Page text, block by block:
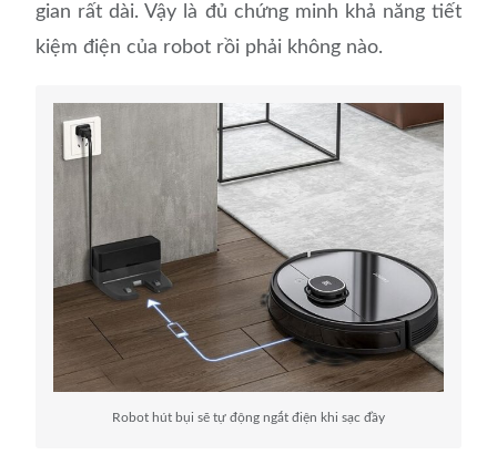
gian rất dài. Vậy là đủ chứng minh khả năng tiết
kiệm điện của robot rồi phải không nào.
Robot hút bụi sẽ tự động ngắt điện khi sạc đầy